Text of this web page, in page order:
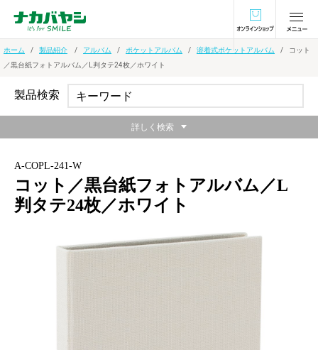
オンラインショ
ホーム 製品紹介 アルバム ポケットアルバム 溶着式ポケットアルバム
コット
／黒台紙フォトアルバム／L判タテ24枚／ホワイト
A-COPL-241-W
コット／黒台紙フォトアルバム／L
判タテ24枚／ホワイト
スリムな布貼りアルバム
製品検索
詳しく検索